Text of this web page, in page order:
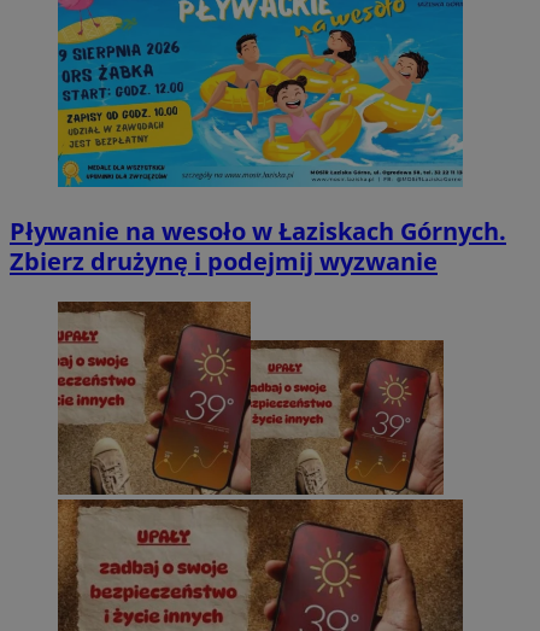
Pływanie na wesoło w Łaziskach Górnych.
Zbierz drużynę i podejmij wyzwanie